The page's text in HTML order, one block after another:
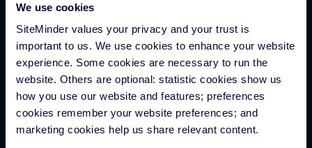
We use cookies
SiteMinder values your privacy and your trust is
important to us. We use cookies to enhance your website
experience. Some cookies are necessary to run the
website. Others are optional: statistic cookies show us
how you use our website and features; preferences
cookies remember your website preferences; and
marketing cookies help us share relevant content.
Channel manager per hotel
Motore di prenotazione
Strumento per siti web
Business intelligence per hotel
Metaricerca per hotel
Elaborazione dei pagamenti in hotel
Interazioni con gli ospiti